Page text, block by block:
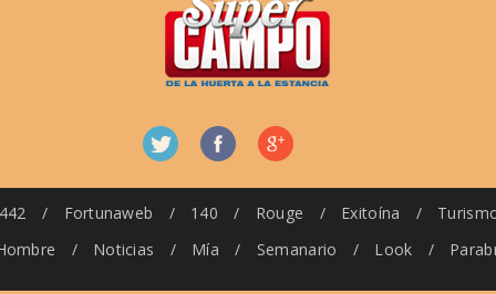
442 / Fortunaweb / 140 / Rouge / Exitoína /
/ Noticias / Mía / Semanario / Look /